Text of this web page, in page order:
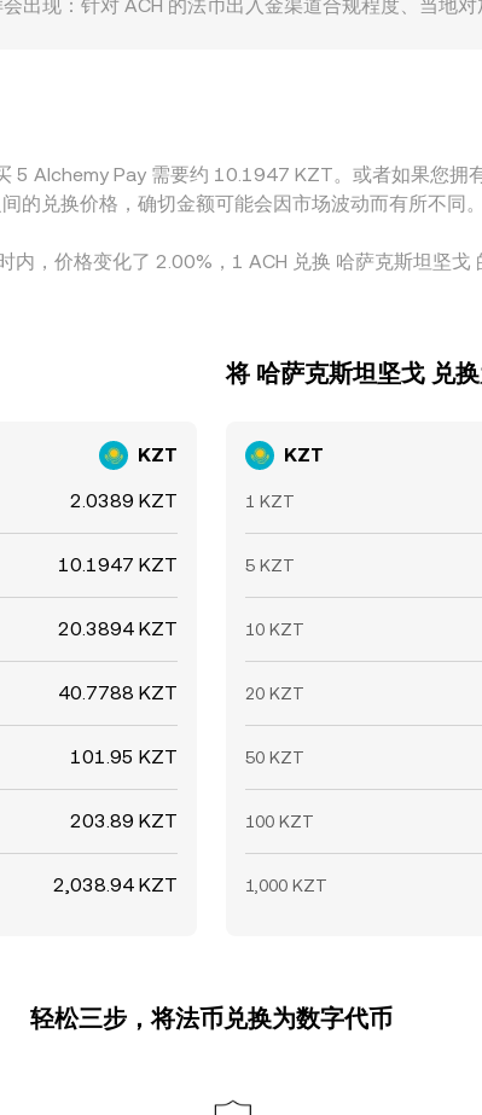
出现：针对 ACH 的法币出入金渠道合规程度、当地
5 Alchemy Pay 需要约 10.1947 KZT。或者如果您
的兑换价格，确切金额可能会因市场波动而有所不同
内，价格变化了 2.00%，1 ACH 兑换 哈萨克斯坦坚
KZT
2.0389 KZT
10.1947 KZT
20.3894 KZT
40.7788 KZT
101.95 KZT
203.89 KZT
2,038.94 KZT
将 哈萨克斯坦坚戈 兑
KZT
1 KZT
5 KZT
10 KZT
20 KZT
50 KZT
100 KZT
1,000 KZT
轻松三步，将法币兑换为数字代币